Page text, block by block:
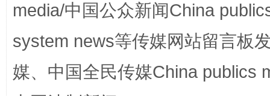
media/中国公众新闻China
system news等传媒网站留言板
媒、中国全民传媒China publics